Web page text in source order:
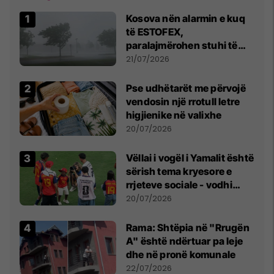
Kosova nën alarmin e kuq
të ESTOFEX,
paralajmërohen stuhi të
fuqishme me breshër dhe
21/07/2026
Pse udhëtarët me përvojë
vendosin një rrotull letre
higjienike në valixhe
20/07/2026
Vëllai i vogël i Yamalit është
sërish tema kryesore e
rrjeteve sociale - vodhi
vëmendjen pas finales së
20/07/2026
Rama: Shtëpia në "Rrugën
A" është ndërtuar pa leje
dhe në pronë komunale
22/07/2026